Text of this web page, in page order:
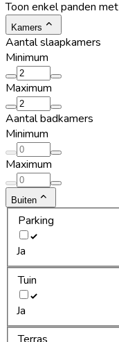
Toon enkel panden
Kamers
Aantal slaapkamers
Minimum
Maximum
Aantal badkamers
Minimum
Maximum
Buiten
Parking
Ja
Tuin
Ja